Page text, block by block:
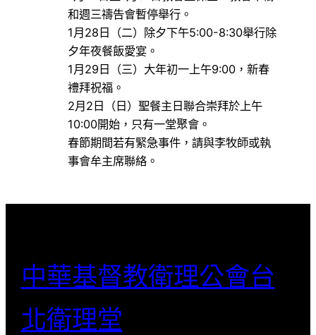
和週三禱告會暫停舉行。
1月28日（二）除夕下午5:00-8:30舉行除
夕年夜餐飯愛宴。
1月29日（三）大年初一上午9:00，新春
禮拜祝福。
2月2日（日）聖餐主日聯合崇拜於上午
10:00開始，只有一堂聚會。
春節期間若有緊急事件，請與李牧師或執
事會牟主席聯絡。
中華基督教衛理公會台
北衛理堂